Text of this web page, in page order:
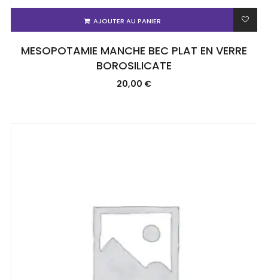
AJOUTER AU PANIER
MESOPOTAMIE MANCHE BEC PLAT EN VERRE
BOROSILICATE
20,00 €